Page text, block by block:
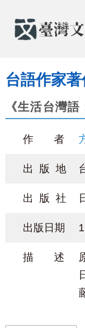
台語作家
《生活台灣
作 者
出 版 地
出 版 社
出版日期
描 述